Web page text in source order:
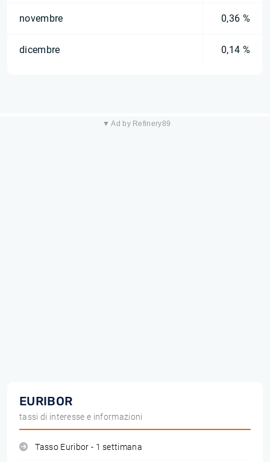
novembre 0,36 %
dicembre 0,14 %
▼ Ad by Refinery89
EURIBOR
tassi di interesse e informazioni
Tasso Euribor - 1 settimana